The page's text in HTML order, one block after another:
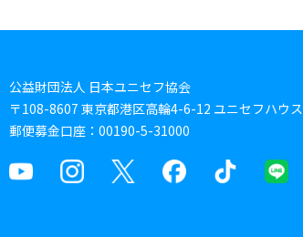
公益財団法人 日本ユニセフ協会
〒108-8607 東京都港区高輪4-6-12 ユニセフハウス
郵便募金口座：00190-5-31000